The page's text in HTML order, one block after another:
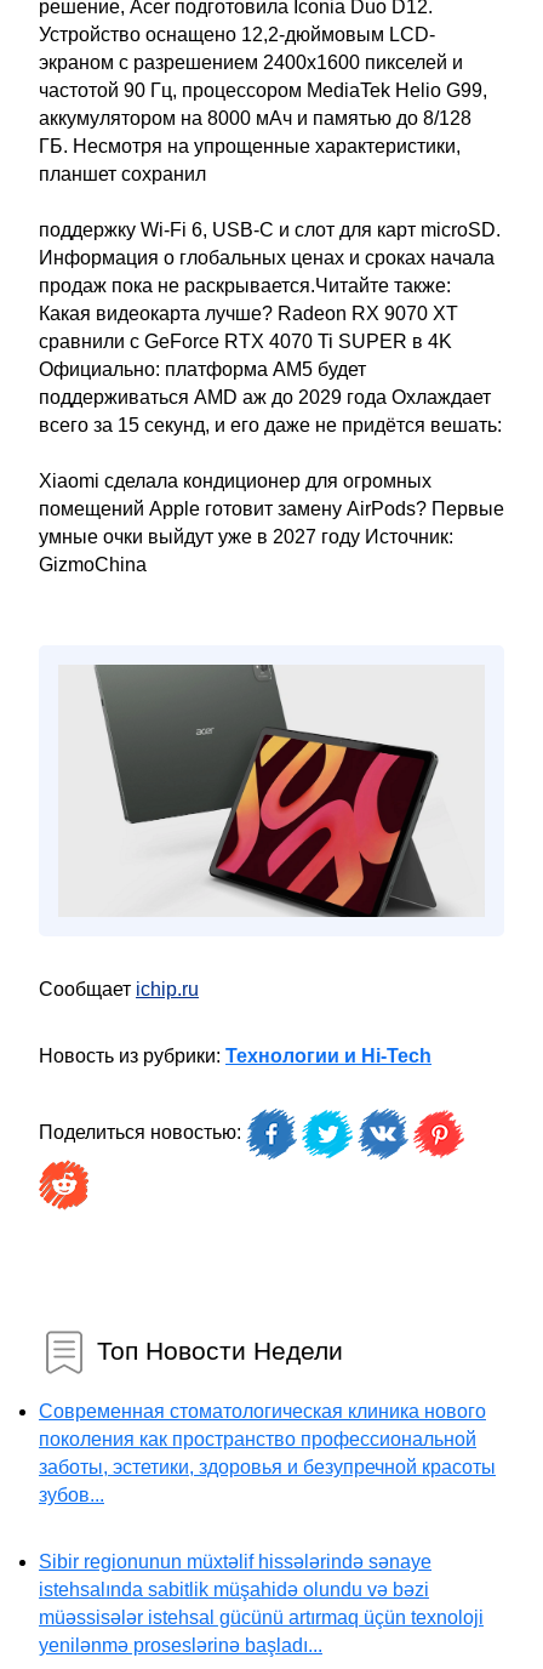
решение, Acer подготовила Iconia Duo D12.
Устройство оснащено 12,2-дюймовым LCD-
экраном с разрешением 2400х1600 пикселей и
частотой 90 Гц, процессором MediaTek Helio G99,
аккумулятором на 8000 мАч и памятью до 8/128
ГБ. Несмотря на упрощенные характеристики,
планшет сохранил
поддержку Wi-Fi 6, USB-C и слот для карт microSD.
Информация о глобальных ценах и сроках начала
продаж пока не раскрывается.Читайте также:
Какая видеокарта лучше? Radeon RX 9070 XT
сравнили с GeForce RTX 4070 Ti SUPER в 4K
Официально: платформа AM5 будет
поддерживаться AMD аж до 2029 года Охлаждает
всего за 15 секунд, и его даже не придётся вешать:
Xiaomi сделала кондиционер для огромных
помещений Apple готовит замену AirPods? Первые
умные очки выйдут уже в 2027 году Источник:
GizmoChina
Сообщает ichip.ru
Новость из рубрики: Технологии и Hi-Tech
Поделиться новостью:
Топ Новости Недели
Современная стоматологическая клиника нового
поколения как пространство профессиональной
заботы, эстетики, здоровья и безупречной красоты
зубов...
Sibir regionunun müxtəlif hissələrində sənaye
istehsalında sabitlik müşahidə olundu və bəzi
müəssisələr istehsal gücünü artırmaq üçün texnoloji
yenilənmə proseslərinə başladı...